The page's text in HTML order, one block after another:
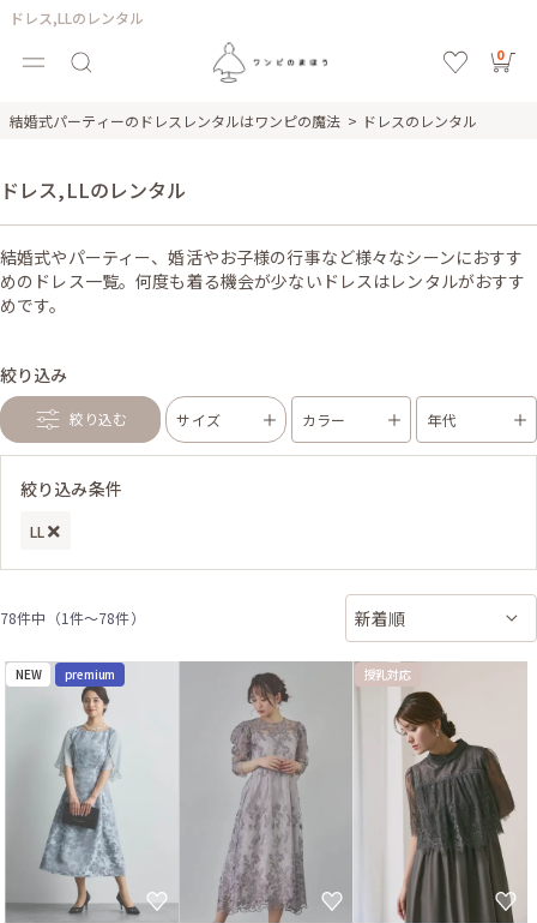
ドレス,LLのレンタル
0
結婚式パーティーのドレスレンタルはワンピの魔法 ドレスのレンタル
ドレス,LLのレンタル
結婚式やパーティー、婚活やお子様の行事など様々なシーンにおすす
めのドレス一覧。何度も着る機会が少ないドレスはレンタルがおすす
めです。
絞り込み
絞り込む サイズ カラー 年代
絞り込み条件
LL
78件中（1件〜78件）
NEW premium 授乳対応